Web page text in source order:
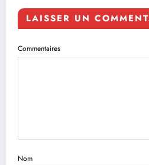
LAISSER UN
Commentaires
Nom